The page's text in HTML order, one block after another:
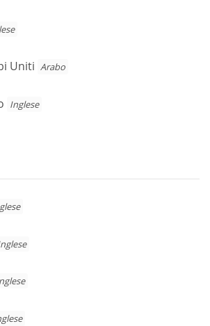
Uniti Arabo
Inglese